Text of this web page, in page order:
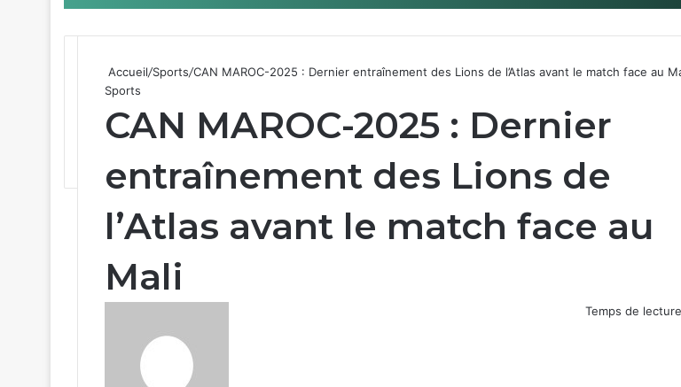
Accueil/Sports/CAN MAROC-2025 : Dernier entraînement des Lions de l’Atlas avant le match face au
Sports
CAN MAROC-2025 : Dernier
entraînement des Lions de
l’Atlas avant le match face au
Mali
Temps de